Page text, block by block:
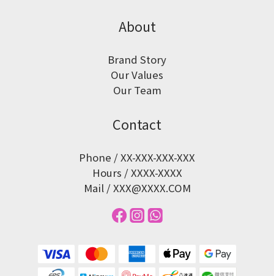
About
Brand Story
Our Values
Our Team
Contact
Phone / XX-XXX-XXX-XXX
Hours / XXXX-XXXX
Mail / XXX@XXXX.COM